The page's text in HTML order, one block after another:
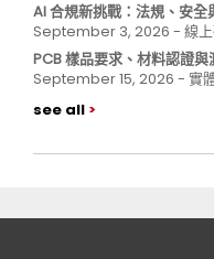
AI 合規新挑戰：法規、安全
September 3, 2026 - 線上
PCB 樣品要求、材料認證
September 15, 2026 - 實
see all